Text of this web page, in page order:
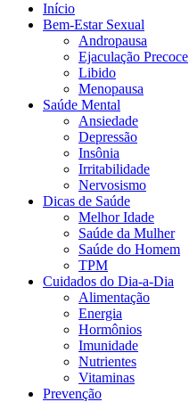
Início
Bem-Estar Sexual
Andropausa
Ejaculação Precoce
Libido
Menopausa
Saúde Mental
Ansiedade
Depressão
Insônia
Irritabilidade
Nervosismo
Dicas de Saúde
Melhor Idade
Saúde da Mulher
Saúde do Homem
TPM
Cuidados do Dia-a-Dia
Alimentação
Energia
Hormônios
Imunidade
Nutrientes
Vitaminas
Prevenção